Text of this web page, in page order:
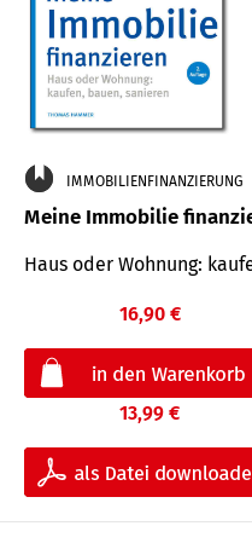
IMMOBILIENFINANZIERUNG
Meine Immobilie
Haus oder Wohnung:
16,90 €
13,99 €